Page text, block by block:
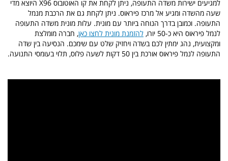
למגיעים ישירות משדה התעופה, ניתן לקחת את קו האוטובוס X96 היוצא מדי
שעה מהשדה ומגיע אל מרכז פיראוס. ניתן לקחת גם את הרכבת מנמל
התעופה. וכמובן בדרך הנוחה ביותר עם מונית. עלות מונית משדה התעופה
לנמל פיראוס היא כ-50 יורו,
להזמנת מונית לחצו כאן, חברה מומלצת
ומקצועית, נהג ימתין לכם בשדה ויחזיק שלט עם שימכם. הנסיעה בין שדה
התעופה לנמל פיראוס אורכת בין 50 דקות לשעה פלוס, תלוי בעומסי התנועה.